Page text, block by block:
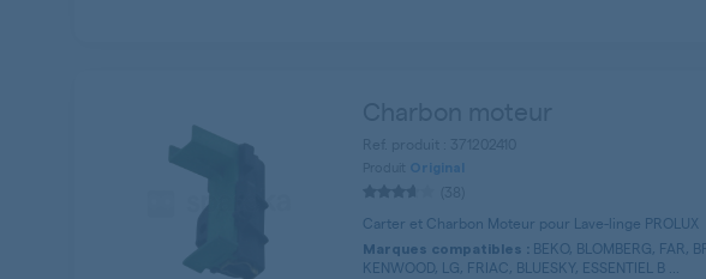
Original
Carter et Charbon Moteur pour Lave-linge PROLUX
Marques compatibles : BEKO, BLOMBERG, FAR,
KENWOOD, LG, FRIAC, BLUESKY, ESSENTIEL B ...